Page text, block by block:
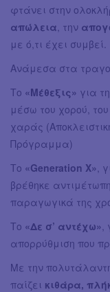
φτάνει στην
απώλεια , την
με ό,τι έχει συμβεί.
Ανάμεσα στα
Το «Μέθεξις» για
μέσω του χορού,
χαράς
Πρόγραμμα)
Το «Generation X» ,
βρέθηκε
παραγωγικά της
Το «Δε σ’ αντέχω»
απορρύθμιση που
Με την
παίζει κιθάρα,